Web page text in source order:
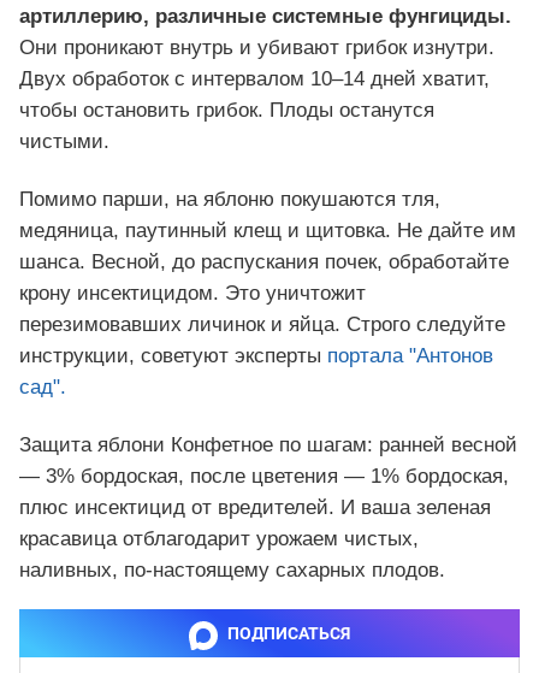
артиллерию, различные системные фунгициды.
Они проникают внутрь и убивают грибок изнутри.
Двух обработок с интервалом 10–14 дней хватит,
чтобы остановить грибок. Плоды останутся
чистыми.
Помимо парши, на яблоню покушаются тля,
медяница, паутинный клещ и щитовка. Не дайте им
шанса. Весной, до распускания почек, обработайте
крону инсектицидом. Это уничтожит
перезимовавших личинок и яйца. Строго следуйте
инструкции, советуют эксперты портала "Антонов
сад".
Защита яблони Конфетное по шагам: ранней весной
— 3% бордоская, после цветения — 1% бордоская,
плюс инсектицид от вредителей. И ваша зеленая
красавица отблагодарит урожаем чистых,
наливных, по-настоящему сахарных плодов.
ПОДПИСАТЬСЯ